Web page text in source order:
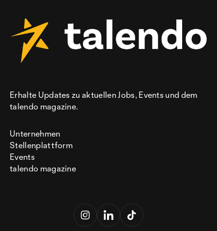
Erhalte Updates zu aktuellen Jobs, Events und dem
talendo magazine.
Unternehmen
Stellenplattform
Events
talendo magazine